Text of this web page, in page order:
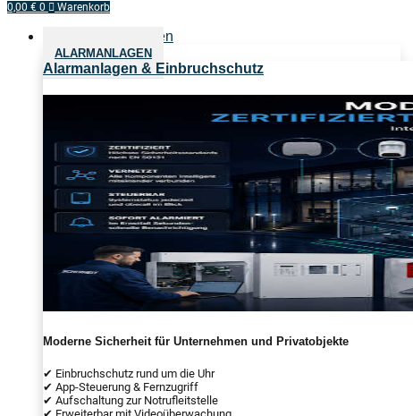
0,00 € 0 Warenkorb
Sicherheitslösungen
ALARMANLAGEN
Alarmanlagen & Einbruchschutz
Moderne Sicherheit für Unternehmen und Privatobjekte
✔ Einbruchschutz rund um die Uhr
✔ App-Steuerung & Fernzugriff
✔ Aufschaltung zur Notrufleitstelle